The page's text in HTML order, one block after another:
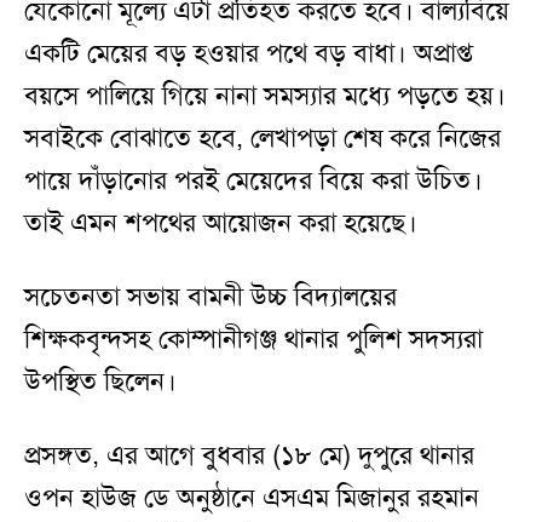
যেকোনো মূল্যে এটা প্রতিহত করতে হবে। বাল্যবিয়ে
একটি মেয়ের বড় হওয়ার পথে বড় বাধা। অপ্রাপ্ত
বয়সে পালিয়ে গিয়ে নানা সমস্যার মধ্যে পড়তে হয়।
সবাইকে বোঝাতে হবে, লেখাপড়া শেষ করে নিজের
পায়ে দাঁড়ানোর পরই মেয়েদের বিয়ে করা উচিত।
তাই এমন শপথের আয়োজন করা হয়েছে।
সচেতনতা সভায় বামনী উচ্চ বিদ্যালয়ের
শিক্ষকবৃন্দসহ কোম্পানীগঞ্জ থানার পুলিশ সদস্যরা
উপস্থিত ছিলেন।
প্রসঙ্গত, এর আগে বুধবার (১৮ মে) দুপুরে থানার
ওপন হাউজ ডে অনুষ্ঠানে এসএম মিজানুর রহমান